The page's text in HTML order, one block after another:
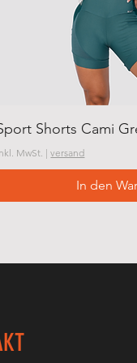
Shorts Cami
MwSt. |versand
In den